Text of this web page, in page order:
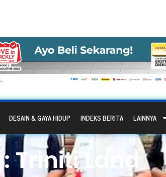
DESAIN & GAYA HIDUP INDEKS BERITA LAINNYA
Triniti Land